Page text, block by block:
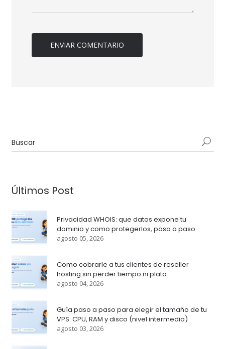
Últimos Post
Privacidad WHOIS: que datos expone tu
dominio y como protegerlos, paso a paso
agosto 05, 2026
Como cobrarle a tus clientes de reseller
hosting sin perder tiempo ni plata
agosto 04, 2026
Guía paso a paso para elegir el tamaño de tu
VPS: CPU, RAM y disco (nivel intermedio)
agosto 03, 2026